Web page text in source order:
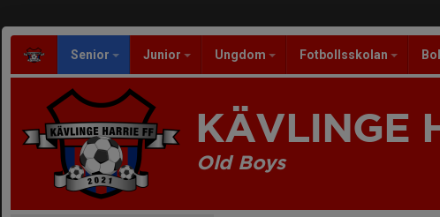
Senior Junior Ungdom Fotbollsskolan
KÄVLINGE
Old Boys